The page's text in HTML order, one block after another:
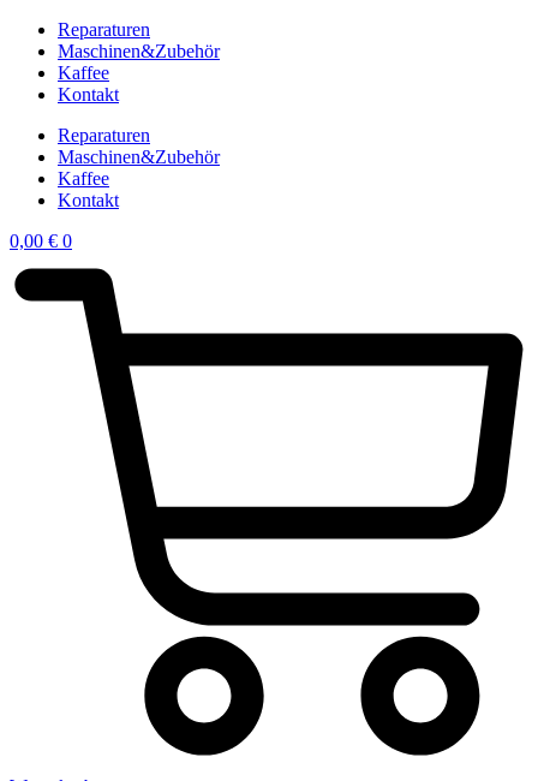
Reparaturen
Maschinen&Zubehör
Kaffee
Kontakt
Reparaturen
Maschinen&Zubehör
Kaffee
Kontakt
0,00 € 0